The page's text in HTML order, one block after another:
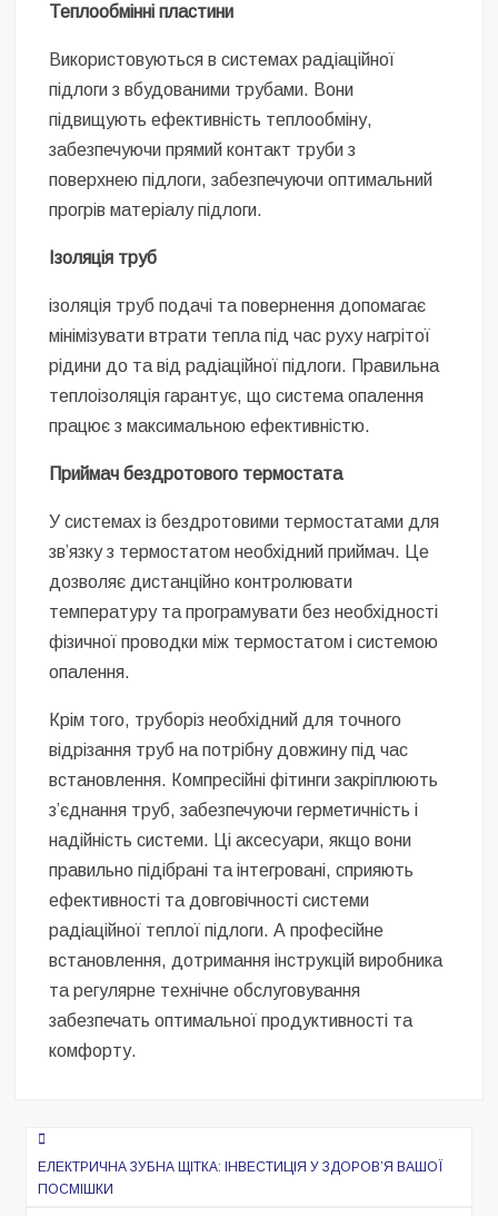
Теплообмінні пластини
Використовуються в системах радіаційної
підлоги з вбудованими трубами. Вони
підвищують ефективність теплообміну,
забезпечуючи прямий контакт труби з
поверхнею підлоги, забезпечуючи оптимальний
прогрів матеріалу підлоги.
Ізоляція труб
ізоляція труб подачі та повернення допомагає
мінімізувати втрати тепла під час руху нагрітої
рідини до та від радіаційної підлоги. Правильна
теплоізоляція гарантує, що система опалення
працює з максимальною ефективністю.
Приймач бездротового термостата
У системах із бездротовими термостатами для
зв’язку з термостатом необхідний приймач. Це
дозволяє дистанційно контролювати
температуру та програмувати без необхідності
фізичної проводки між термостатом і системою
опалення.
Крім того, труборіз необхідний для точного
відрізання труб на потрібну довжину під час
встановлення. Компресійні фітинги закріплюють
з’єднання труб, забезпечуючи герметичність і
надійність системи. Ці аксесуари, якщо вони
правильно підібрані та інтегровані, сприяють
ефективності та довговічності системи
радіаційної теплої підлоги. А професійне
встановлення, дотримання інструкцій виробника
та регулярне технічне обслуговування
забезпечать оптимальної продуктивності та
комфорту.
Навигация
по
ЕЛЕКТРИЧНА ЗУБНА ЩІТКА: ІНВЕСТИЦІЯ У ЗДОРОВ’Я ВАШОЇ
ПОСМІШКИ